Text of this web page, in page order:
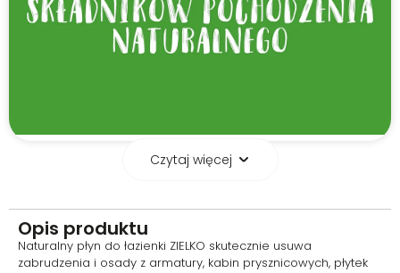
Biodegradowalna formuła płynu
ZIELKO pozwala skutecznie
sprzątać łazienkę bez szkody dla
Czytaj więcej
Opis produktu
Naturalny płyn do łazienki ZIELKO skutecznie usuwa
zabrudzenia i osady z armatury, kabin prysznicowych, płytek